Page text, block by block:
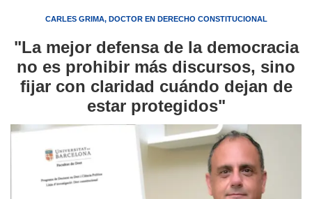
CARLES GRIMA, DOCTOR EN DERECHO CONSTITUCIONAL
"La mejor defensa de la democracia
no es prohibir más discursos, sino
fijar con claridad cuándo dejan de
estar protegidos"